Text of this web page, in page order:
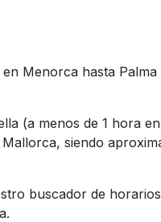
Menorca hasta
(a menos de 1 hora
siendo
buscador de